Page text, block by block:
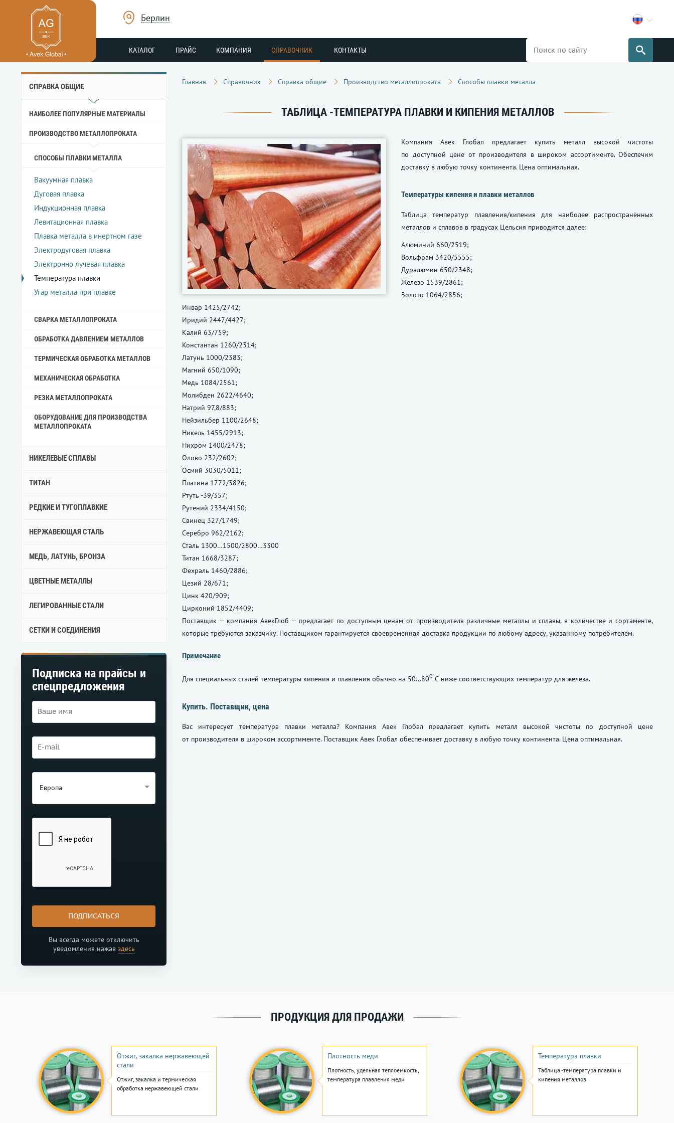
Берлин
КАТАЛОГ ПРАЙС КОМПАНИЯ СПРАВОЧНИК КОНТАКТЫ
СПРАВКА ОБЩИЕ
НАИБОЛЕЕ ПОПУЛЯРНЫЕ МАТЕРИАЛЫ
ПРОИЗВОДСТВО МЕТАЛЛОПРОКАТА
СПОСОБЫ ПЛАВКИ МЕТАЛЛА
Вакуумная плавка
Дуговая плавка
Индукционная плавка
Левитационная плавка
Плавка металла в инертном газе
Электродуговая плавка
Электронно лучевая плавка
Температура плавки
Угар металла при плавке
СВАРКА МЕТАЛЛОПРОКАТА
ОБРАБОТКА ДАВЛЕНИЕМ МЕТАЛЛОВ
ТЕРМИЧЕСКАЯ ОБРАБОТКА МЕТАЛЛОВ
МЕХАНИЧЕСКАЯ ОБРАБОТКА
РЕЗКА МЕТАЛЛОПРОКАТА
ОБОРУДОВАНИЕ ДЛЯ ПРОИЗВОДСТВА
МЕТАЛЛОПРОКАТА
НИКЕЛЕВЫЕ СПЛАВЫ
ТИТАН
РЕДКИЕ И ТУГОПЛАВКИЕ
НЕРЖАВЕЮЩАЯ СТАЛЬ
МЕДЬ, ЛАТУНЬ, БРОНЗА
ЦВЕТНЫЕ МЕТАЛЛЫ
ЛЕГИРОВАННЫЕ СТАЛИ
СЕТКИ И СОЕДИНЕНИЯ
Подписка на прайсы и
спецпредложения
Европа
ПОДПИСАТЬСЯ
Вы всегда можете отключить
уведомления нажав здесь
Главная Справочник Справка общие Производство металлопроката Способы плавки металла
ТАБЛИЦА -ТЕМПЕРАТУРА ПЛАВКИ И КИПЕНИЯ МЕТАЛЛОВ
Компания Авек Глобал предлагает купить металл высокой чистоты
по доступной цене от производителя в широком ассортименте. Обеспечим
доставку в любую точку континента. Цена оптимальная.
Температуры кипения и плавки металлов
Таблица температур плавления/кипения для наиболее распространённых
металлов и сплавов в градусах Цельсия приводится далее:
Алюминий 660/2519;
Вольфрам 3420/5555;
Дуралюмин 650/2348;
Железо 1539/2861;
Золото 1064/2856;
Инвар 1425/2742;
Иридий 2447/4427;
Калий 63/759;
Константан 1260/2314;
Латунь 1000/2383;
Магний 650/1090;
Медь 1084/2561;
Молибден 2622/4640;
Натрий 97,8/883;
Нейзильбер 1100/2648;
Никель 1455/2913;
Нихром 1400/2478;
Олово 232/2602;
Осмий 3030/5011;
Платина 1772/3826;
Ртуть -39/357;
Рутений 2334/4150;
Свинец 327/1749;
Серебро 962/2162;
Сталь 1300…1500/2800…3300
Титан 1668/3287;
Фехраль 1460/2886;
Цезий 28/671;
Цинк 420/909;
Цирконий 1852/4409;
Поставщик — компания АвекГлоб — предлагает по доступным ценам от производителя различные металлы и сплавы, в количестве и сортаменте,
которые требуются заказчику. Поставщиком гарантируется своевременная доставка продукции по любому адресу, указанному потребителем.
Примечание
Для специальных сталей температуры кипения и плавления обычно на 50…800 С ниже соответствующих температур для железа.
Купить. Поставщик, цена
Вас интересует температура плавки металла? Компания Авек Глобал предлагает купить металл высокой чистоты по доступной цене
от производителя в широком ассортименте. Поставщик Авек Глобал обеспечивает доставку в любую точку континента. Цена оптимальная.
ПРОДУКЦИЯ ДЛЯ ПРОДАЖИ
Отжиг, закалка нержавеющей
стали
Отжиг, закалка и термическая
обработка нержавеющей стали
Плотность меди
Плотность, удельная теплоемкость,
температура плавления меди
Температура плавки
Таблица -температура плавки и
кипения металлов